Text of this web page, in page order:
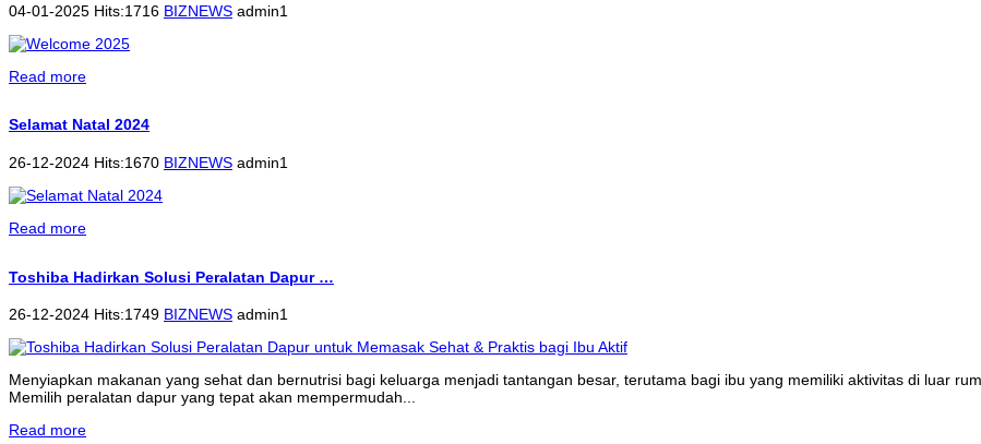
04-01-2025 Hits:1716 BIZNEWS admin1
Read more
Selamat Natal 2024
26-12-2024 Hits:1670 BIZNEWS admin1
Read more
Toshiba Hadirkan Solusi Peralatan Dapur …
26-12-2024 Hits:1749 BIZNEWS admin1
Menyiapkan makanan yang sehat dan bernutrisi bagi keluarga menjadi tantangan besar, terutama bagi ibu yang memiliki aktivitas di luar
Memilih peralatan dapur yang tepat akan mempermudah...
Read more